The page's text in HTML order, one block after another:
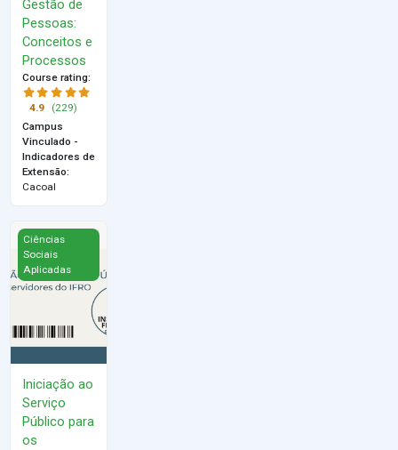
Gestão de
Pessoas:
Conceitos e
Processos
Course rating:
4.9
(229)
Campus
Vinculado -
Indicadores de
Extensão:
Cacoal
Iniciação ao Serviço Público para os servidores do IFRO
Ciências
Sociais
Aplicadas
Iniciação ao
Serviço
Público para
os